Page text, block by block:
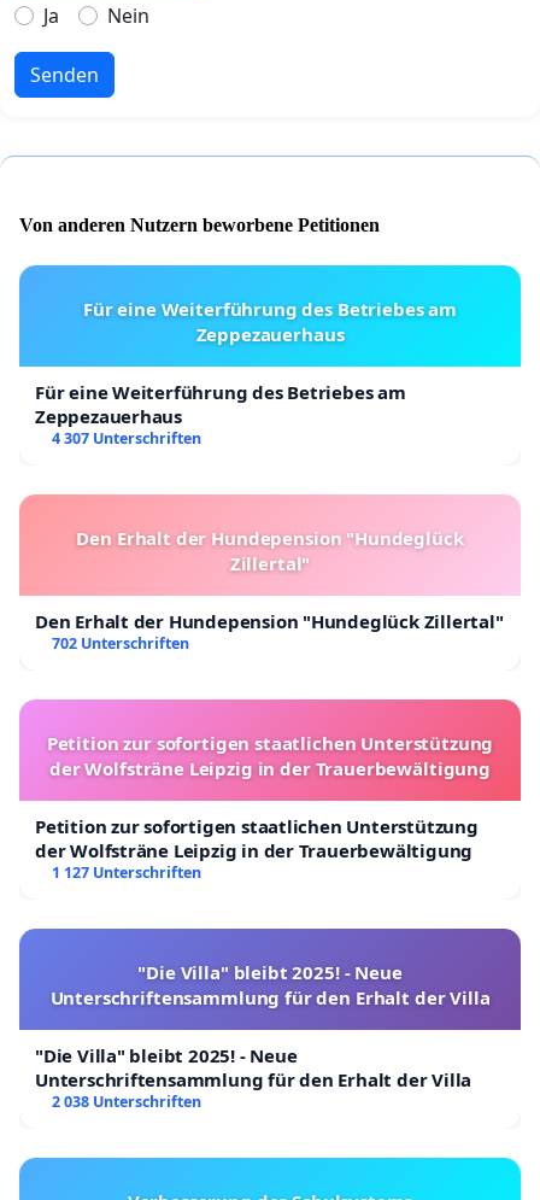
Ja
Nein
Senden
Von anderen Nutzern beworbene Petitionen
Für eine Weiterführung des Betriebes am
Zeppezauerhaus
Für eine Weiterführung des Betriebes am
Zeppezauerhaus
4 307 Unterschriften
Den Erhalt der Hundepension "Hundeglück
Zillertal"
Den Erhalt der Hundepension "Hundeglück Zillertal"
702 Unterschriften
Petition zur sofortigen staatlichen Unterstützung
der Wolfsträne Leipzig in der Trauerbewältigung
Petition zur sofortigen staatlichen Unterstützung
der Wolfsträne Leipzig in der Trauerbewältigung
1 127 Unterschriften
"Die Villa" bleibt 2025! - Neue
Unterschriftensammlung für den Erhalt der Villa
"Die Villa" bleibt 2025! - Neue
Unterschriftensammlung für den Erhalt der Villa
2 038 Unterschriften